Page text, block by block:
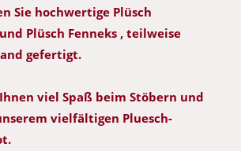
Sie hochwertige Plüsch
Plüsch Fenneks , teilweise
gefertigt.
viel Spaß beim Stöbern und
vielfältigen Pluesch-